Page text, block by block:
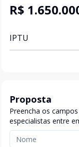
R$
IPTU
Proposta
Preencha os
especialistas entre